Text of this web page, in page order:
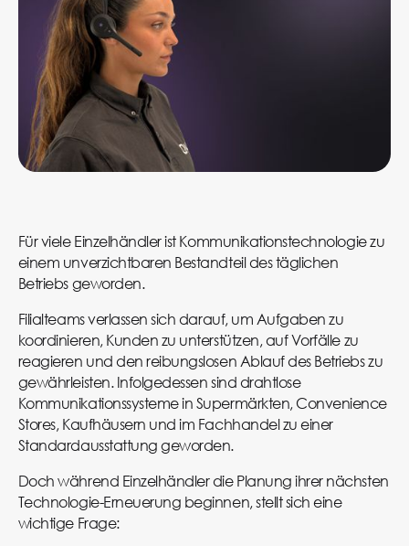
Für viele Einzelhändler ist Kommunikationstechnologie zu
einem unverzichtbaren Bestandteil des täglichen
Betriebs geworden.
Filialteams verlassen sich darauf, um Aufgaben zu
koordinieren, Kunden zu unterstützen, auf Vorfälle zu
reagieren und den reibungslosen Ablauf des Betriebs zu
gewährleisten. Infolgedessen sind drahtlose
Kommunikationssysteme in Supermärkten, Convenience
Stores, Kaufhäusern und im Fachhandel zu einer
Standardausstattung geworden.
Doch während Einzelhändler die Planung ihrer nächsten
Technologie-Erneuerung beginnen, stellt sich eine
wichtige Frage: